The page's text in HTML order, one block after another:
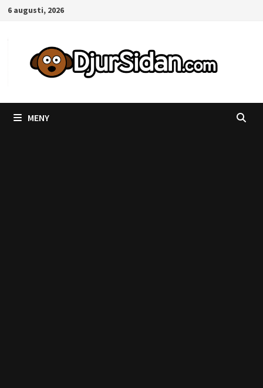
Hoppa
innehåll
6 augusti, 2026
MENY